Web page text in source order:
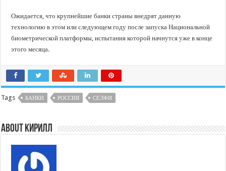
Ожидается, что крупнейшие банки страны внедрят данную
технологию в этом или следующем году после запуска Национальной
биометрической платформы, испытания которой начнутся уже в конце
этого месяца.
Tags БАНКИ РОССИЯ СЕЛФИ
About Кирилл